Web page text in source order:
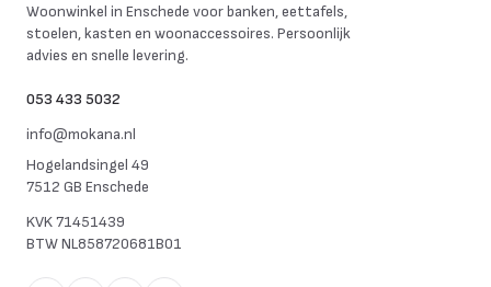
Woonwinkel in Enschede voor banken, eettafels,
stoelen, kasten en woonaccessoires. Persoonlijk
advies en snelle levering.
053 433 5032
info@mokana.nl
Hogelandsingel 49
7512 GB Enschede
KVK71451439
BTWNL858720681B01